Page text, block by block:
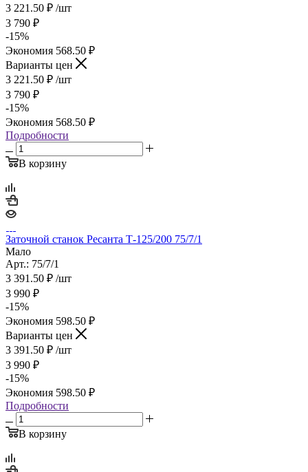
3 221.50 ₽ /шт
3 790 ₽
-15%
Экономия 568.50 ₽
Варианты цен
3 221.50 ₽ /шт
3 790 ₽
-15%
Экономия 568.50 ₽
Подробности
В корзину
Заточной станок Ресанта Т-125/200 75/7/1
Мало
Арт.: 75/7/1
3 391.50 ₽ /шт
3 990 ₽
-15%
Экономия 598.50 ₽
Варианты цен
3 391.50 ₽ /шт
3 990 ₽
-15%
Экономия 598.50 ₽
Подробности
В корзину